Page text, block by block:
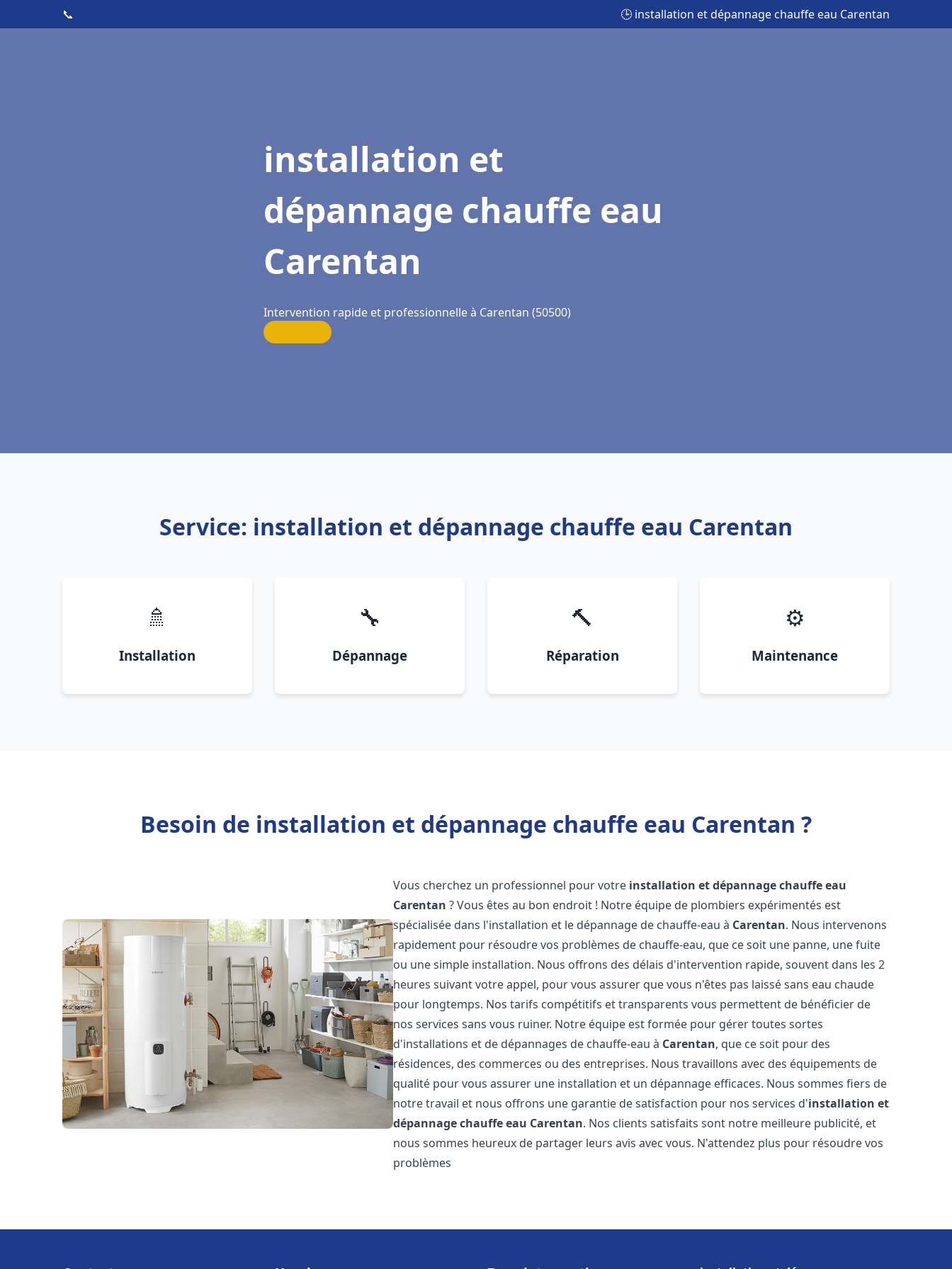
📞 🕒 installation et dépannage chauffe eau Carentan
installation et
dépannage chauffe eau
Carentan
Intervention rapide et professionnelle à Carentan (50500)
Service: installation et dépannage chauffe eau Carentan
🚿
Installation
🔧
Dépannage
🔨
Réparation
⚙️
Maintenance
Besoin de installation et dépannage chauffe eau Carentan ?
Vous cherchez un professionnel pour votre installation et dépannage chauffe eau
Carentan ? Vous êtes au bon endroit ! Notre équipe de plombiers expérimentés est
spécialisée dans l'installation et le dépannage de chauffe-eau à Carentan. Nous intervenons
rapidement pour résoudre vos problèmes de chauffe-eau, que ce soit une panne, une fuite
ou une simple installation. Nous offrons des délais d'intervention rapide, souvent dans les 2
heures suivant votre appel, pour vous assurer que vous n'êtes pas laissé sans eau chaude
pour longtemps. Nos tarifs compétitifs et transparents vous permettent de bénéficier de
nos services sans vous ruiner. Notre équipe est formée pour gérer toutes sortes
d'installations et de dépannages de chauffe-eau à Carentan, que ce soit pour des
résidences, des commerces ou des entreprises. Nous travaillons avec des équipements de
qualité pour vous assurer une installation et un dépannage efficaces. Nous sommes fiers de
notre travail et nous offrons une garantie de satisfaction pour nos services d'installation et
dépannage chauffe eau Carentan. Nos clients satisfaits sont notre meilleure publicité, et
nous sommes heureux de partager leurs avis avec vous. N'attendez plus pour résoudre vos
problèmes